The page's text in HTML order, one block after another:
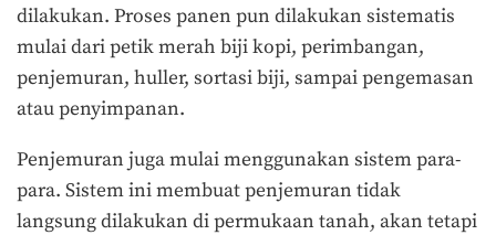
dilakukan. Proses panen pun dilakukan sistematis
mulai dari petik merah biji kopi, perimbangan,
penjemuran, huller, sortasi biji, sampai pengemasan
atau penyimpanan.
Penjemuran juga mulai menggunakan sistem para-
para. Sistem ini membuat penjemuran tidak
langsung dilakukan di permukaan tanah, akan tetapi